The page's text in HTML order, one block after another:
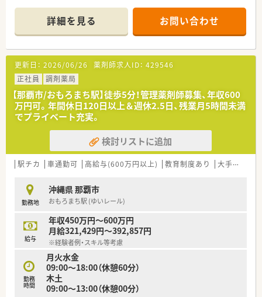
の処方箋を受け付けています。
■現在は薬剤師の正社員2名と事務員2名が在籍しており、協力
しながら業務を進めています。
【募集背景と求める人物像について】
■今回は、さらなる体制強化とサービス向上のため、中心となっ
て活躍いただく管理薬剤師の募集です。
■ご経験も大切ですが、それ以上に協調性を持ち、周囲と円滑に
コミュニケーションが取れるお人柄を重視しています。
■沖縄県外からの移住を希望される方も含め、地域に根ざして長
く定着していただける方を歓迎します。
【法人特徴について】
■沖縄県那覇市近郊に10店舗の調剤薬局を集中展開しており、
今後も新規開局を計画している成長企業です。
にも万全なヘルプ体制が整っています。
■30代前半の薬剤師である社長が、従業員が気持ちよく働ける
ような薬局づくりを第一に考えています。
【求人情報について】
■管理薬剤師としての採用で、ご経験やスキルを最大限考慮し、
年収600万円までのご提示が可能です。
■昇給は年1回、賞与は年2回しっかりと支給され、日々の頑張り
がきちんと評価される給与体系です。
■福利厚生として退職金制度や産休・育休制度も完備しており、
安心して長く勤務いただけます。
詳細を見る お問い合わせ
更新日： 2026/06/26 薬剤師求人ID： 429546
正社員
調剤薬局
【那覇市/おもろまち駅】徒歩5分！管理薬剤師募集、年収600
万円可。年間休日120日以上＆週休2.5日、残業月5時間未満
でプライベート充実。
検討リストに追加
駅チカ 車通勤可 高給与(600万円以上) 教育制度あり 大手チェーン以外
勤務地
沖縄県 那覇市
おもろまち駅 (ゆいレール)
給与
年収450万円～600万円
月給321,429円～392,857円
※経験者例・スキル等考慮
勤務
時間
月火水金
09:00～18:00（休憩60分）
木土
09:00～13:00（休憩00分）